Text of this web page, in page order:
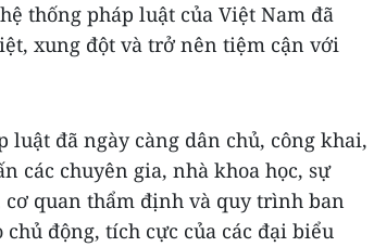
thống pháp luật của Việt Nam đã
xung đột và trở nên tiệm cận với
đã ngày càng dân chủ, công khai,
các chuyên gia, nhà khoa học, sự
cơ quan thẩm định và quy trình ban
động, tích cực của các đại biểu